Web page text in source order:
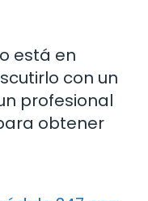
está en
con un
profesional
obtener